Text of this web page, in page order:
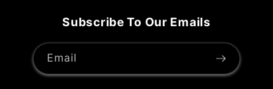
Subscribe To Our Emails
Email